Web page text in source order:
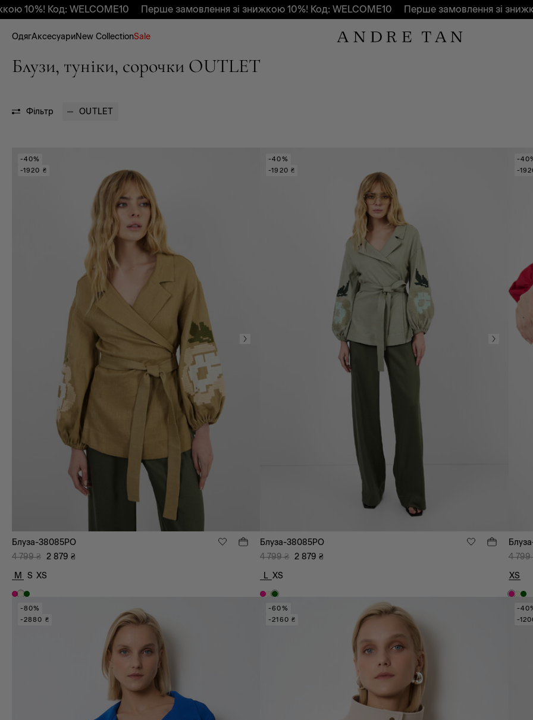
WELCOME10 Перше замовлення зі знижкою 10%! Код: WELCOME10 Перше замовлення зі знижкою 10%!
ОдягАксесуариNew CollectionSale
Блузи, туніки, сорочки OUTLET
Фільтр OUTLET
-40%
-1920 ₴
Блуза-38085PO
4 799 ₴ 2 879 ₴
M
S XS
-40%
-1920 ₴
Блуза-38085PO
4 799 ₴ 2 879 ₴
L XS
-
-
4 799
XS
-80%
-2880 ₴
-60%
-2160 ₴
-
-